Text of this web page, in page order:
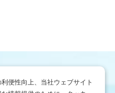
便性向上、当社ウェブサイト
約
項